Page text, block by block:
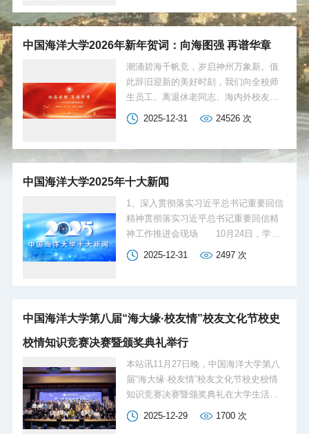
珍贵文献入选，集中展示了齐鲁高校深
厚的古籍典藏与多元特色。山东省高校
图书馆“十大镇馆之宝”评选活动于今年3
月启动，历经本馆遴选、公众投票、专
家评审等阶段，由著名文献学家杜泽逊
教授担任评审专家组组长，评选强调兼
顾文物的稀缺性与典籍本身学术权威
性，最终入选名单由线上专家评分与线
省高校图书馆“十大镇馆之宝”入选珍品涵
绣品等多种类...
中国海洋大学2026年新年贺词：向海图强 再谱华章
潮涌碧海千帆竞，岁启神州万象新。值
此辞旧迎新的美好时刻，我们向全校师
生员工、离退休老同志、海内外校友和
关心支持学校事业发展的各界朋友，致
以亲切的问候和诚挚的祝福！
2025-12-31 24526次
中国海洋大学2025年十大新闻
1、深入贯彻落实习近平总书记重要回信
精神贯彻落实习近平总书记重要回信精
神工作推进会现场 10月24日，学校
召开“全面贯彻落实习近平总书记重要回
信精神 加快建设特色显著的世界一流大
贯彻落实习近平总书记视察三亚海洋研
究院重要讲话和给全体师生重要回信精
个维护”，加快实施“5135”发展战略，形
成了面向未来的新方略、学科建设的新
思路、人才培养的新体系、科技创新的
新提升、服务国家的新格局。一年来，
2025-12-31 2497次
中国海洋大学第八届“海大缘·校友情”校友文化节校史
校情知识竞赛决赛暨颁奖典礼举行
本站讯11月27日晚，中国海洋大学第八
届“海大缘·校友情”校友文化节校史校情
知识竞赛决赛暨颁奖典礼在大学生活动
中心多功能厅顺利举行。中国海洋大学
团委书记黄莺，中国海洋大学海洋地球
2025-12-29 1700次